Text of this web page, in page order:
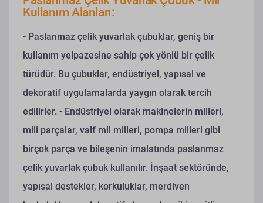
Kullanım Alanları:
- Paslanmaz çelik yuvarlak çubuklar, geniş bir
kullanım yelpazesine sahip çok yönlü bir çelik
türüdür. Bu çubuklar, endüstriyel, yapısal ve
dekoratif uygulamalarda yaygın olarak tercih
edilirler. - Endüstriyel olarak makinelerin milleri,
mili parçalar, valf mil milleri, pompa milleri gibi
birçok parça ve bileşenin imalatında paslanmaz
çelik yuvarlak çubuk kullanılır. İnşaat sektöründe,
yapısal destekler, korkuluklar, merdiven